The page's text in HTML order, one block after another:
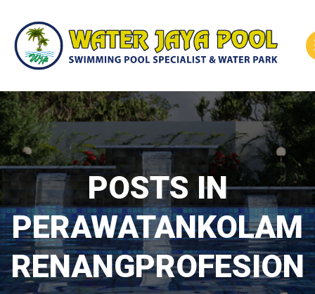
content
POSTS IN
PERAWATANKOLAM
RENANGPROFESION